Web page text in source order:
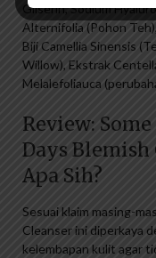
Gliserin, Sodium
Alternifolia (Pohon
Biji Camellia Sinensis
Willow), Ekstrak
Melalefoliauca
Review:
Days Blemish
Apa Sih?
Sesuai klaim masing-
Cleanser ini diperkaya
kelembapan kulit agar